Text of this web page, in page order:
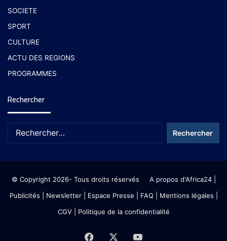
SOCIETE
SPORT
CULTURE
ACTU DES REGIONS
PROGRAMMES
Rechercher
© Copyright 2026- Tous droits réservés A propos d'Africa24|
Publicités
Newsletter| Espace Presse | FAQ | Mentions légales
CGV| Politique de la confidentialité